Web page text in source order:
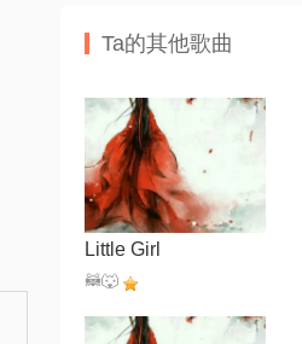
Ta的其他歌曲
Little Girl
🦝🐺